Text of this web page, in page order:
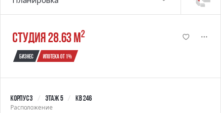
студия 28.63 м2
Бизнес Ипотека от 1%
Корпус 3 Этаж 5 Кв 246
Расположение